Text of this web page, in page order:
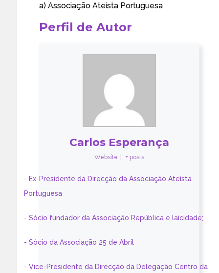
a) Associação Ateísta Portuguesa
Perfil de Autor
Carlos Esperança
Website + posts
- Ex-Presidente da Direcção da Associação Ateísta
Portuguesa
- Sócio fundador da Associação República e laicidade;
- Sócio da Associação 25 de Abril
- Vice-Presidente da Direcção da Delegação Centro da